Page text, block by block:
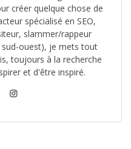
créer quelque chose de
spécialisé en SEO,
slammer/rappeur
sud-ouest), je mets tout
toujours à la recherche
et d'être inspiré.